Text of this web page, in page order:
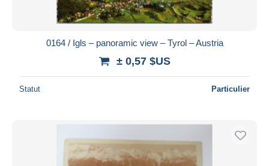
0164 / Igls – panoramic view – Tyrol – Austria
± 0,57 $US
Statut Particulier